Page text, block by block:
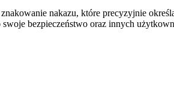
nakazu, które precyzyjnie
bezpieczeństwo oraz innych